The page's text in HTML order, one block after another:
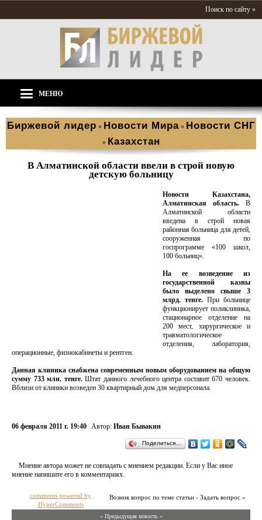
Поиск по сайту »
МЕНЮ
Биржевой лидер » Новости Мира » Новости СНГ
» Казахстан
В Алматинской области ввели в строй новую
детскую больницу
Новости Казахстана,
Алматинская область. В
Алматинской области
введена в строй новая
районная больница для детей,
сооруженная по
госпрограмме «100 школ,
100 больниц».
На ее возведение из
государственной казны
было выделено свыше 3
млрд. тенге. При больнице
функционирует поликлиника,
стационарное отделение на
200 мест, хирургическое и
травматологическое
отделения, лаборатория,
операционные, физиокабинеты и рентген.
Данная клиника снабжена современным новым оборудованием на общую
сумму 733 млн. тенге.Штат данного лечебного центра составит 670 человек.
Вблизи от клиники возведен 30 квартирный дом для медперсонала.
06 февраля 2011 г. 19:40 Автор: Иван Бывакин
Поделиться…
Мнение автора может не совпадать с мнением редакции. Если у Вас иное
мнение напишите его в комментариях.
Возник вопрос по теме статьи - Задать вопрос »
comments powered by
HyperComments
« Предыдущая новость «